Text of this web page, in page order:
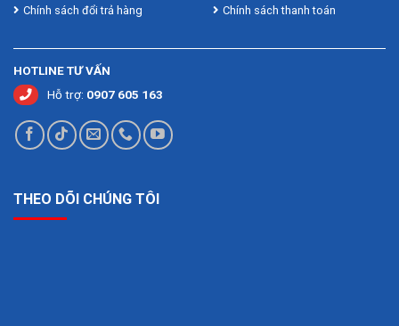
Chính sách đổi trả hàng
Chính sách thanh toán
HOTLINE TƯ VẤN
Hỗ trợ: 0907 605 163
THEO DÕI CHÚNG TÔI